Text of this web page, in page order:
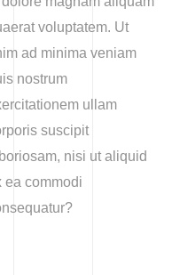
voluptatem. Ut
ad minima veniam
nostrum
ullam
suscipit
nisi ut aliquid
ea commodi